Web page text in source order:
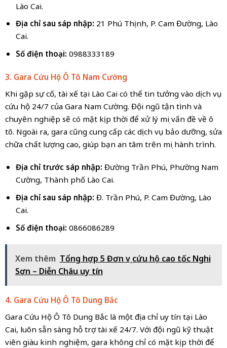
Lào Cai.
Địa chỉ sau sáp nhập: 21 Phú Thịnh, P. Cam Đường, Lào
Cai.
Số điện thoại: 0988333189
3. Gara Cứu Hộ Ô Tô Nam Cường
Khi gặp sự cố, tài xế tại Lào Cai có thể tin tưởng vào dịch vụ
cứu hộ 24/7 của Gara Nam Cường. Đội ngũ tận tình và
chuyên nghiệp sẽ có mặt kịp thời để xử lý mọi vấn đề về ô
tô. Ngoài ra, gara cũng cung cấp các dịch vụ bảo dưỡng, sửa
chữa chất lượng cao, giúp bạn an tâm trên mọi hành trình.
Địa chỉ trước sáp nhập: Đường Trần Phú, Phường Nam
Cường, Thành phố Lào Cai.
Địa chỉ sau sáp nhập: Đ. Trần Phú, P. Cam Đường, Lào
Cai.
Số điện thoại: 0866086289
Xem thêm Tổng hợp 5 Đơn vị cứu hộ cao tốc Nghi
Sơn – Diễn Châu uy tín
4. Gara Cứu Hộ Ô Tô Dung Bắc
Gara Cứu Hộ Ô Tô Dung Bắc là một địa chỉ uy tín tại Lào
Cai, luôn sẵn sàng hỗ trợ tài xế 24/7. Với đội ngũ kỹ thuật
viên giàu kinh nghiệm, gara không chỉ có mặt kịp thời để